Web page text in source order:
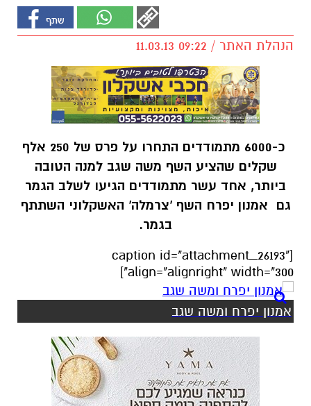
הנהלת האתר / 09:22 11.03.13
כ-6000 מתמודדים התחרו על פרס של 250 אלף
שקלים שהציע השף משה שגב למנה הטובה
ביותר, אחד עשר מתמודדים הגיעו לשלב הגמר
גם אמנון יפרח השף 'צרמלה' האשקלוני השתתף
בגמר.
[caption id="attachment_26193"
align="alignright" width="300"]
אמנון יפרח ומשה שגב